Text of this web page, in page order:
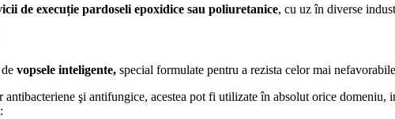
de execuție pardoseli epoxidice sau poliuretanice, cu uz în diverse
vopsele inteligente, special formulate pentru a rezista celor mai
şi antifungice, acestea pot fi utilizate în absolut orice